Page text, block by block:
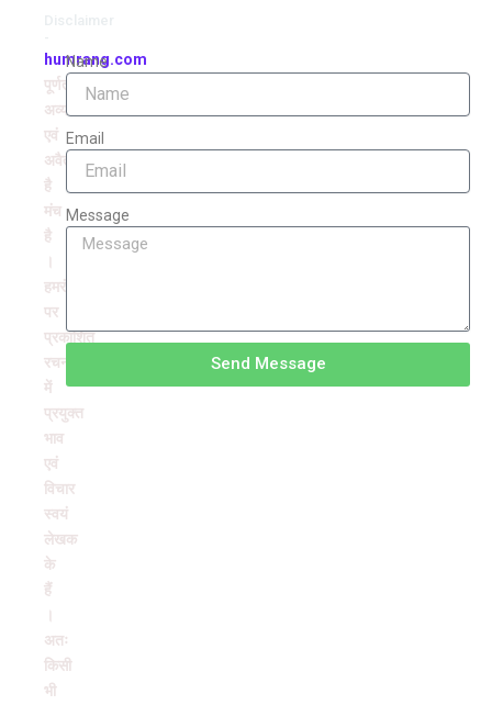
humrang.com
पूर्णतः
अव्यवसायिक
एवं
अवैतनिक
है
मंच
है
हमरंग
पर
प्रकाशित
रचनाओं
में
प्रयुक्त
भाव
एवं
विचार
स्वयं
लेखक
के
हैं
अतः
किसी
भी
Name
Email
Message
Send Message